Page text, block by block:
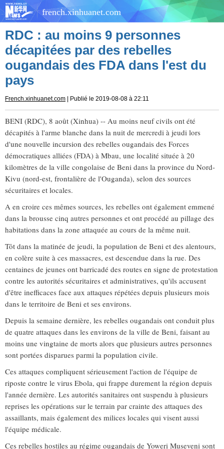
french.xinhuanet.com
RDC : au moins 9 personnes
décapitées par des rebelles
ougandais des FDA dans l'est du
pays
French.xinhuanet.com | Publié le 2019-08-08 à 22:11
BENI (RDC), 8 août (Xinhua) -- Au moins neuf civils ont été
décapités à l'arme blanche dans la nuit de mercredi à jeudi lors
d'une nouvelle incursion des rebelles ougandais des Forces
démocratiques alliées (FDA) à Mbau, une localité située à 20
kilomètres de la ville congolaise de Beni dans la province du Nord-
Kivu (nord-est, frontalière de l'Ouganda), selon des sources
sécuritaires et locales.
A en croire ces mêmes sources, les rebelles ont également emmené
dans la brousse cinq autres personnes et ont procédé au pillage des
habitations dans la zone attaquée au cours de la même nuit.
Tôt dans la matinée de jeudi, la population de Beni et des alentours,
en colère suite à ces massacres, est descendue dans la rue. Des
centaines de jeunes ont barricadé des routes en signe de protestation
contre les autorités sécuritaires et administratives, qu'ils accusent
d'être inefficaces face aux attaques répétées depuis plusieurs mois
dans le territoire de Beni et ses environs.
Depuis la semaine dernière, les rebelles ougandais ont conduit plus
de quatre attaques dans les environs de la ville de Beni, faisant au
moins une vingtaine de morts alors que plusieurs autres personnes
sont portées disparues parmi la population civile.
Ces attaques compliquent sérieusement l'action de l'équipe de
riposte contre le virus Ebola, qui frappe durement la région depuis
l'année dernière. Les autorités sanitaires ont suspendu à plusieurs
reprises les opérations sur le terrain par crainte des attaques des
assaillants, mais également des milices locales qui visent aussi
l'équipe médicale.
Ces rebelles hostiles au régime ougandais de Yoweri Museveni sont